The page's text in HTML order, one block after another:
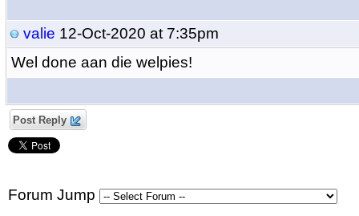
valie 12-Oct-2020 at 7:35pm
Wel done aan die welpies!
Post Reply
Forum Jump